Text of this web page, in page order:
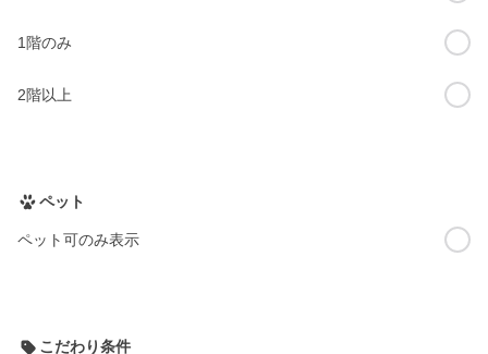
1階のみ
2階以上
ペット
ペット可のみ表示
こだわり条件